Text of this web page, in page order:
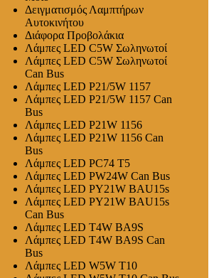
Δειγματισμός Λαμπτήρων
Αυτοκινήτου
Διάφορα Προβολάκια
Λάμπες LED C5W Σωληνωτοί
Λάμπες LED C5W Σωληνωτοί
Can Bus
Λάμπες LED P21/5W 1157
Λάμπες LED P21/5W 1157 Can
Bus
Λάμπες LED P21W 1156
Λάμπες LED P21W 1156 Can
Bus
Λάμπες LED PC74 T5
Λάμπες LED PW24W Can Bus
Λάμπες LED PY21W BAU15s
Λάμπες LED PY21W BAU15s
Can Bus
Λάμπες LED T4W BA9S
Λάμπες LED T4W BA9S Can
Bus
Λάμπες LED W5W T10